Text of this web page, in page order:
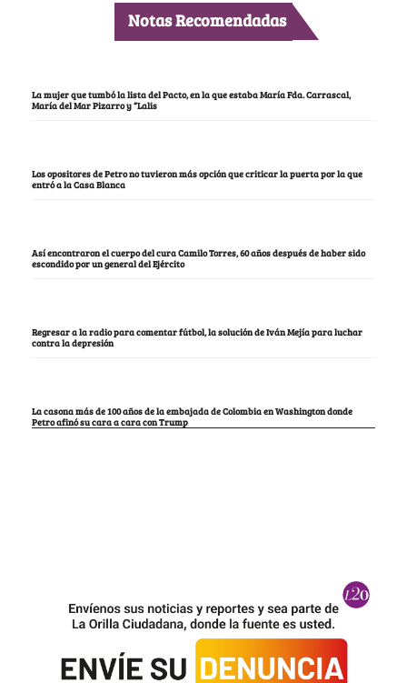
Notas Recomendadas
La mujer que tumbó la lista del Pacto, en la que estaba María Fda. Carrascal,
María del Mar Pizarro y “Lalis
Los opositores de Petro no tuvieron más opción que criticar la puerta por la que
entró a la Casa Blanca
Así encontraron el cuerpo del cura Camilo Torres, 60 años después de haber sido
escondido por un general del Ejército
Regresar a la radio para comentar fútbol, la solución de Iván Mejía para luchar
contra la depresión
La casona más de 100 años de la embajada de Colombia en Washington donde
Petro afinó su cara a cara con Trump